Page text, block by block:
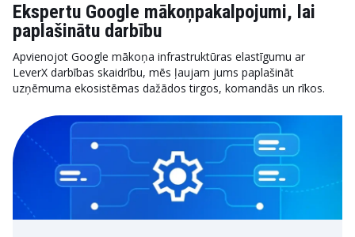
Ekspertu Google mākoņpakalpojumi, lai
paplašinātu darbību
Apvienojot Google mākoņa infrastruktūras elastīgumu ar
LeverX darbības skaidrību, mēs ļaujam jums paplašināt
uzņēmuma ekosistēmas dažādos tirgos, komandās un rīkos.